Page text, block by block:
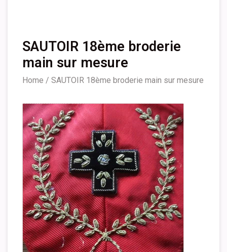
SAUTOIR 18ème broderie
main sur mesure
Home / SAUTOIR 18ème broderie main sur mesure